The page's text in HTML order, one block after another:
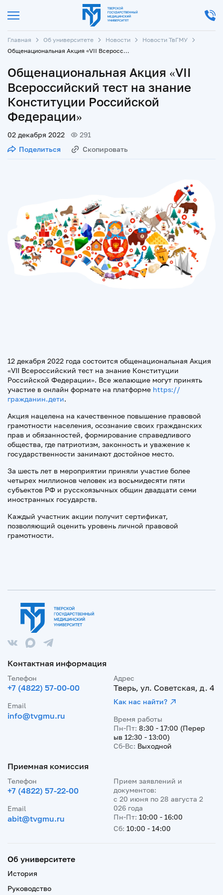
Главная Об университете Новости
Новости ТвГМУ
Общенациональная Акция «VII Всероссийский тест на знание Конституции Российской Федерации»
Общенациональная Акция «VII
Всероссийский тест на знание
Конституции Российской
Федерации»
02 декабря 2022
291
Поделиться
Скопировать
12 декабря 2022 года состоится общенациональная Акция
«VII Всероссийский тест на знание Конституции
Российской Федерации». Все желающие могут принять
участие в онлайн формате на платформе https://
гражданин.дети.
Акция нацелена на качественное повышение правовой
грамотности населения, осознание своих гражданских
прав и обязанностей, формирование справедливого
общества, где патриотизм, законность и уважение к
государственности занимают достойное место.
За шесть лет в мероприятии приняли участие более
четырех миллионов человек из восьмидесяти пяти
субъектов РФ и русскоязычных общин двадцати семи
иностранных государств.
Каждый участник акции получит сертификат,
позволяющий оценить уровень личной правовой
грамотности.
Контактная информация
Телефон
+7 (4822) 57-00-00
Email
info@tvgmu.ru
Адрес
Тверь, ул. Советская, д. 4
Как нас найти?
Время работы
Пн-Пт: 8:30 - 17:00 (Перер
ыв 12:30 - 13:00)
Сб-Вс: Выходной
Приемная комиссия
Телефон
+7 (4822) 57-22-00
Email
abit@tvgmu.ru
Прием заявлений и
документов:
с 20 июня по 28 августа 2
026 года
Пн-Пт: 10:00 - 16:00
Сб: 10:00 - 14:00
Об университете
История
Руководство